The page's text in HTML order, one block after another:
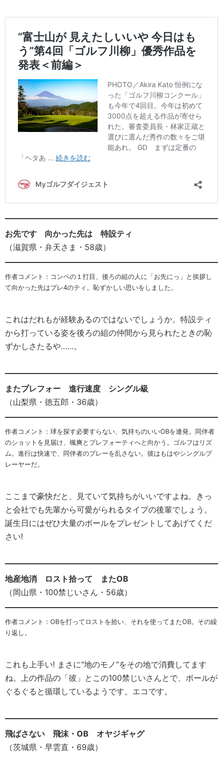
お先です 向かった先は 特設ティ
（滋賀県・弁天さま・58歳）
作者コメント：コンペの１打目、後ろの組の人に「お先にっ」と挨拶し
て向かった先はプレ4のティ。恥ずかしい思いをしました。
これはだれもが経験あるのではないでしょうか。特設ティ
から打っている姿を後ろの組の仲間から見られたときの恥
ずかしさたるや……。
またプレフォー 進行速度 シングル級
（山梨県・徳五郎・36歳）
作者コメント：球を探す必要すらない、気持ちのいいOBを連発。同伴者
のショットを見届け、颯爽とプレフォーティへと向かう。ゴルフはリズ
ム。進行は快速で、同伴者のプレーを乱さない。彼はもはやシングルプ
レーヤーだ。
ここまで豪快だと、見ていて気持ちがいいですよね。きっ
と会社でも先輩から可愛がられるタイプの後輩でしょう。
誕生日にはぜひ大量のボールをプレゼントしてあげてくだ
さい!
地産地消 ロスト拾って またOB
（岡山県・100禁じいさん・56歳）
作者コメント：OBを打ってロストを拾い、それを使ってまたOB。その繰
り返し。
これも上手い! まさに“地のモノ”をその地で消費してます
ね。上の作品の「彼」とこの100禁じいさんとで、ボールが
ぐるぐると循環しているようです。エコです。
飛ばさない 飛沫・OB オヤジギャグ
（茨城県・早雲直・69歳）